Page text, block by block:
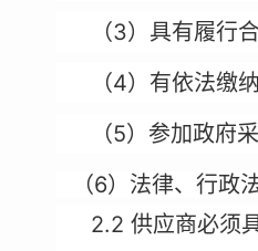
（3）具有履行
（4）有依法缴
（5）参加政府
（6）法律、行政
2.2 供应商必须